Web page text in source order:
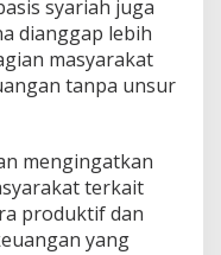
syariah juga
dianggap lebih
masyarakat
tanpa unsur
mengingatkan
terkait
produktif dan
yang